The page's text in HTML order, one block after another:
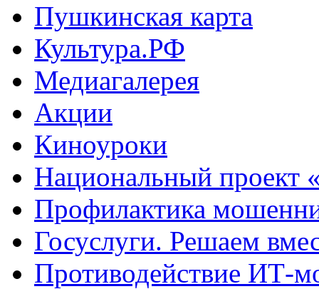
Пушкинская карта
Культура.РФ
Медиагалерея
Акции
Киноуроки
Национальный проект
Профилактика
Госуслуги. Решаем
Противодействие ИТ-